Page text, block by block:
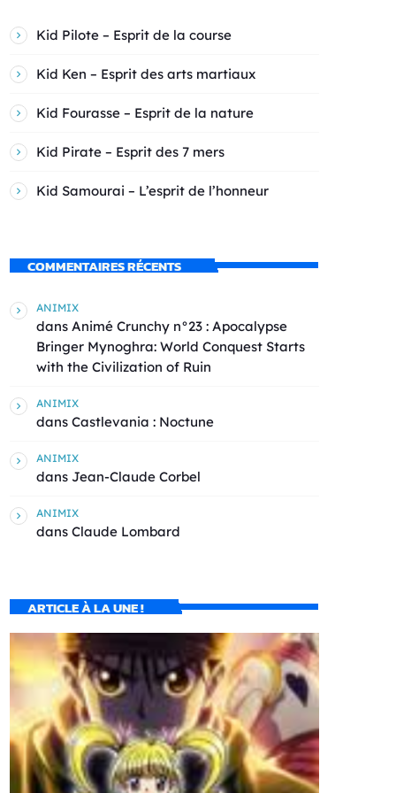
Kid Pilote – Esprit de la course
Kid Ken – Esprit des arts martiaux
Kid Fourasse – Esprit de la nature
Kid Pirate – Esprit des 7 mers
Kid Samourai – L’esprit de l’honneur
COMMENTAIRES RÉCENTS
ANIMIX
dans Animé Crunchy n°23 : Apocalypse
Bringer Mynoghra: World Conquest Starts
with the Civilization of Ruin
ANIMIX
dans Castlevania : Noctune
ANIMIX
dans Jean-Claude Corbel
ANIMIX
dans Claude Lombard
ARTICLE À LA UNE !